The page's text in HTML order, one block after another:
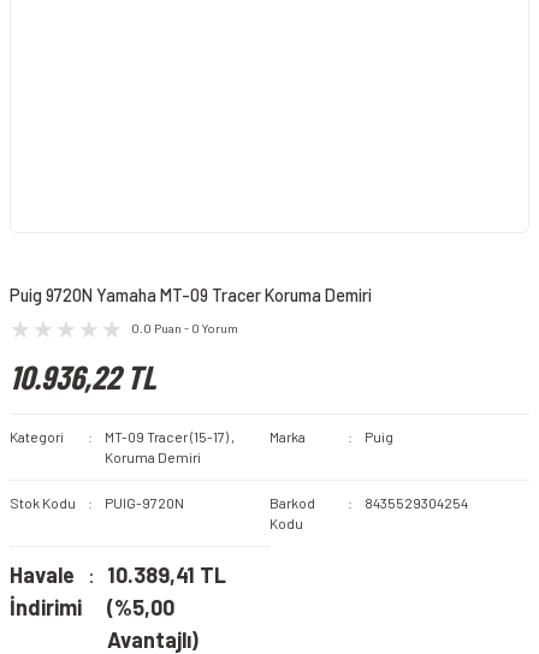
Puig 9720N Yamaha MT-09 Tracer Koruma Demiri
0.0 Puan - 0 Yorum
10.936,22 TL
Kategori MT-09 Tracer (15-17) ,
Koruma Demiri
Marka Puig
Stok Kodu PUIG-9720N
Barkod
Kodu
8435529304254
Havale
İndirimi
10.389,41 TL
(%5,00
Avantajlı)